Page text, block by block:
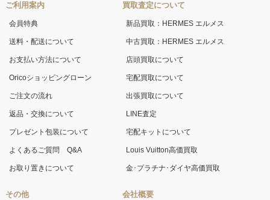
ご利用案内
会員特典
送料・配送について
お支払い方法について
Oricoショッピングローン
ご注文の流れ
返品・交換について
プレゼント包装について
よくあるご質問 Q&A
お取り置きについて
その他
買取査定について
新品買取：HERMES エルメス
中古買取：HERMES エルメス
店頭買取について
宅配買取について
出張買取について
LINE査定
宅配キットについて
Louis Vuitton高価買取
金･プラチナ･ダイヤ高価買取
会社概要